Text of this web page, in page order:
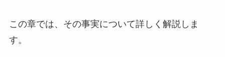
この章では、その事実について詳しく解説しま
す。